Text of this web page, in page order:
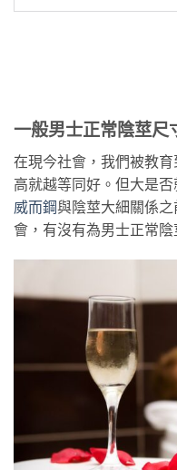
一般男士正常陰莖尺
在現今社會，我們被教
高就越等同好。但大是
威而鋼與陰莖大細關係
會，有沒有為男士正常陰